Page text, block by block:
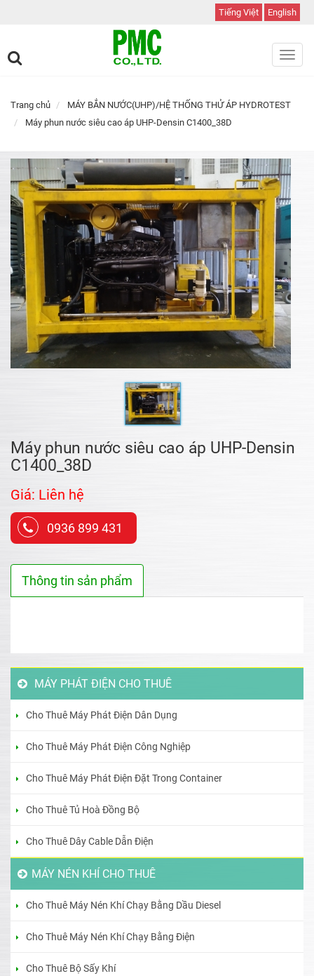
Tiếng Việt English
Trang chủ
MÁY BẮN NƯỚC(UHP)/HỆ THỐNG THỬ ÁP HYDROTEST
Máy phun nước siêu cao áp UHP-Densin C1400_38D
Máy phun nước siêu cao áp UHP-Densin
C1400_38D
Giá: Liên hệ
0936 899 431
Thông tin sản phẩm
MÁY PHÁT ĐIỆN CHO THUÊ
Cho Thuê Máy Phát Điện Dân Dụng
Cho Thuê Máy Phát Điện Công Nghiệp
Cho Thuê Máy Phát Điện Đặt Trong Container
Cho Thuê Tủ Hoà Đồng Bộ
Cho Thuê Dây Cable Dẫn Điện
MÁY NÉN KHÍ CHO THUÊ
Cho Thuê Máy Nén Khí Chạy Bằng Dầu Diesel
Cho Thuê Máy Nén Khí Chạy Bằng Điện
Cho Thuê Bộ Sấy Khí